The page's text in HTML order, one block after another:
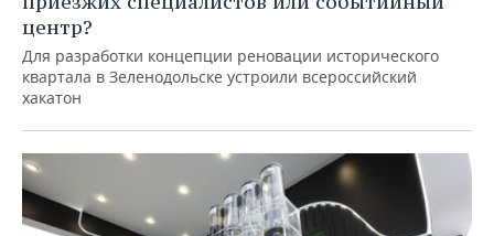
центр?
Для разработки концепции реновации исторического
квартала в Зеленодольске устроили всероссийский
хакатон